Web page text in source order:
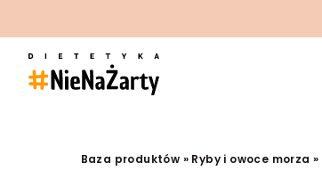
Baza produktów » Ryby i owoce morza »